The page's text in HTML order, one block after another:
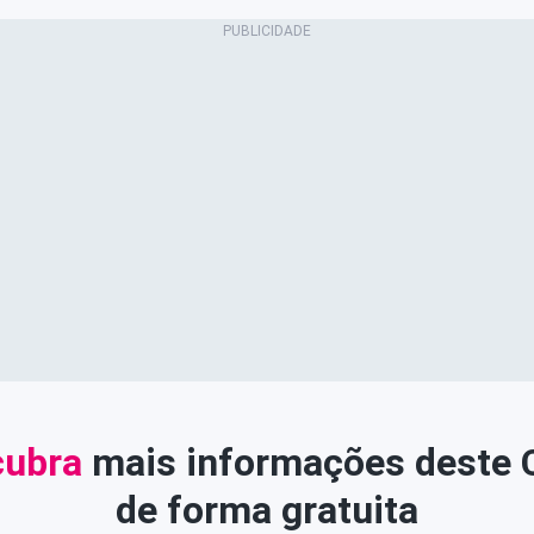
mais informações deste
de forma gratuita